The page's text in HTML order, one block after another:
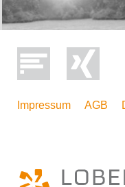
MEDIEN:
Mailing A-/B-Testings, KIND
Handel
Impressum AGB